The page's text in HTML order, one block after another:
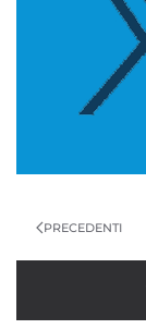
PRECEDENTI